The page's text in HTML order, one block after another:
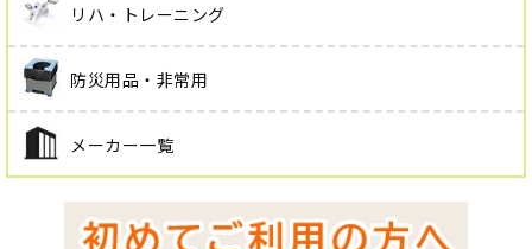
リハ・トレーニング
防災用品・非常用
メーカー一覧